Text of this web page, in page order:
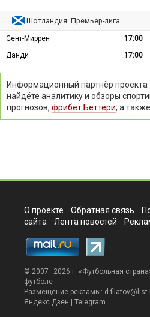
Шотландия: Премьер-лига
Сент-Миррен 17:00
Данди
17:00
Информационный партнёр
найдёте аналитику и обзоры
прогнозов, фрибет Беттери, а
О проекте Обратная связь
сайта
Лента новостей
© 2007–2026 г. «Футбольная страна
футболе
Размещение рекламы:
Яндекс.Дзен | Telegram